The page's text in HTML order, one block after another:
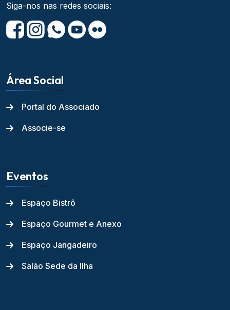
Siga-nos nas redes sociais:
Área Social
Portal do Associado
Associe-se
Eventos
Espaço Bistrô
Espaço Gourmet e Anexo
Espaço Jangadeiro
Salão Sede da Ilha